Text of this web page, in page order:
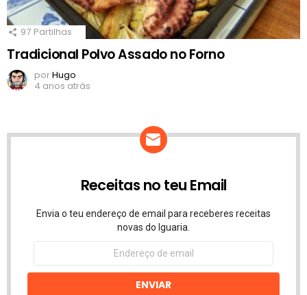
97 Partilhas
Tradicional Polvo Assado no Forno
porHugo
4 anos atrás
Receitas no teu Email
Envia o teu endereço de email para receberes receitas
novas do Iguaria.
Endereço
email
ENVIAR